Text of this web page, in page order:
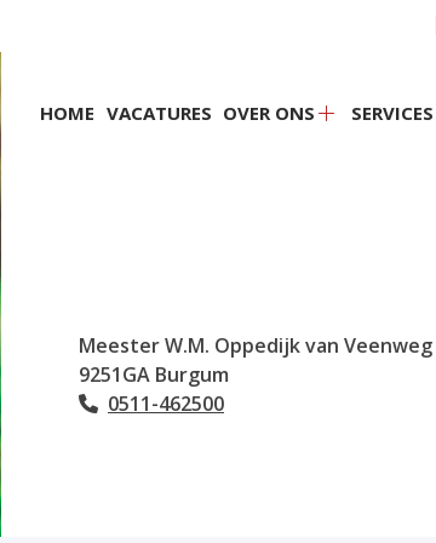
Hoofdmenu
HOME VACATURES OVER ONS SERVICES
Meester W.M. Oppedijk van Veenweg
9251GA Burgum
Tel:
0511-462500